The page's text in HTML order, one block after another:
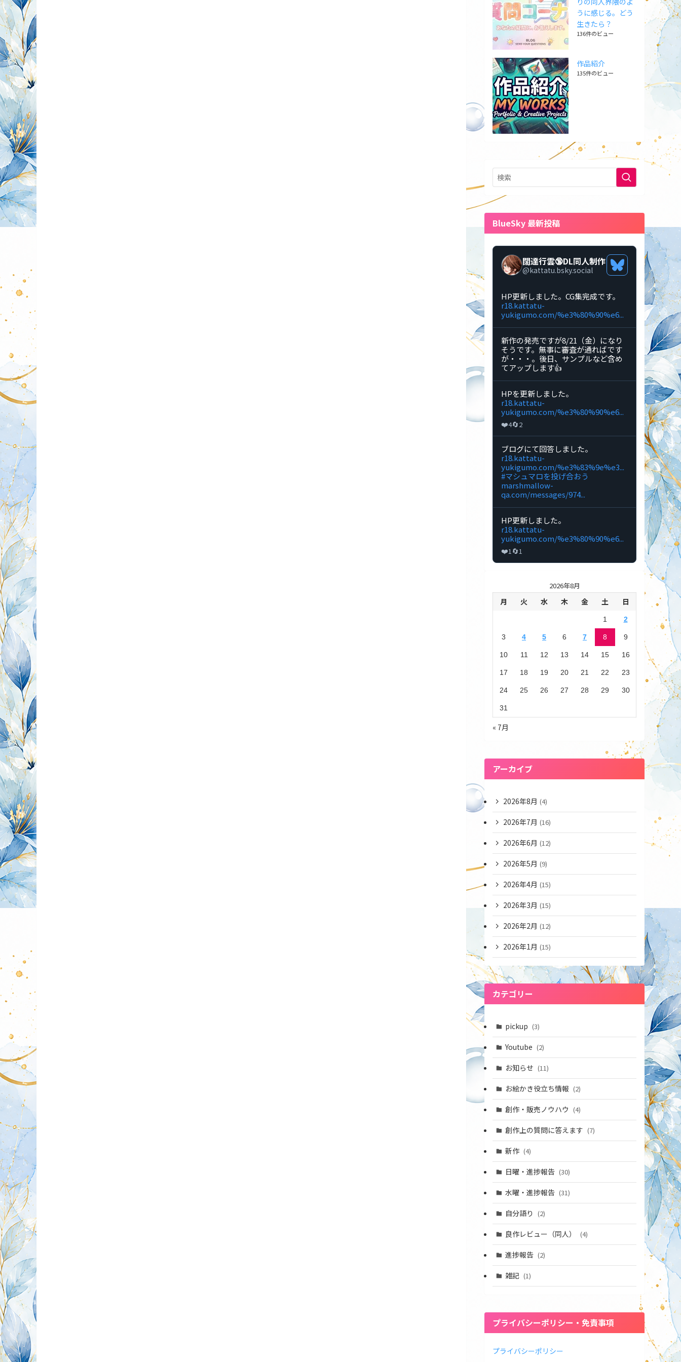
うに感じる。どう
生きたら？
136件のビュー
作品紹介
135件のビュー
BlueSky 最新投稿
闊達行雲🔞DL同人制作
@kattatu.bsky.social
Bluesky
プ
ー
ル
を
見
る
Bluesky
で
闊
達
行
雲
🔞DL
同
人
制
作
の
投
稿
を
見
る
HP更新しました。CG集完成です。
r18.kattatu-
yukigumo.com/%e3%80%90%e6...
Bluesky
で
闊
達
行
雲
🔞DL
同
人
制
作
の
投
稿
を
見
る
新作の発売ですが8/21（金）になり
そうです。無事に審査が通ればです
が・・・。後日、サンプルなど含め
てアップします👍
Bluesky
で
闊
達
行
雲
🔞DL
同
人
制
作
の
投
稿
見
る
HPを更新しました。
r18.kattatu-
yukigumo.com/%e3%80%90%e6...
❤️4🔄2
Bluesky
で
闊
達
行
雲
🔞DL
同
人
制
作
の
投
稿
ブログにて回答しました。
r18.kattatu-
yukigumo.com/%e3%83%9e%e3...
#マシュマロを投げ合おう
marshmallow-
qa.com/messages/974...
Bluesky
で
闊
達
行
雲
制
作
を
る
HP更新しました。
r18.kattatu-
yukigumo.com/%e3%80%90%e6...
❤️1 🔄1
2026年8月
月 火 水 木 金 土 日
1 2
3 4 5 6 7 8 9
10 11 12 13 14 15 16
17 18 19 20 21 22 23
24 25 26 27 28 29 30
31
« 7月
アーカイブ
2026年8月 (4)
2026年7月 (16)
2026年6月 (12)
2026年5月 (9)
2026年4月 (15)
2026年3月 (15)
2026年2月 (12)
2026年1月 (15)
カテゴリー
pickup (3)
Youtube (2)
お知らせ (11)
お絵かき役立ち情報 (2)
創作・販売ノウハウ (4)
創作上の質問に答えます (7)
新作 (4)
日曜・進捗報告 (30)
水曜・進捗報告 (31)
自分語り (2)
良作レビュー（同人） (4)
進捗報告 (2)
雑記 (1)
プライバシーポリシー・免責事項
プライバシーポリシー